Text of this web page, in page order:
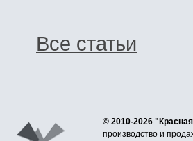
Все статьи
© 2010-2026
производство и